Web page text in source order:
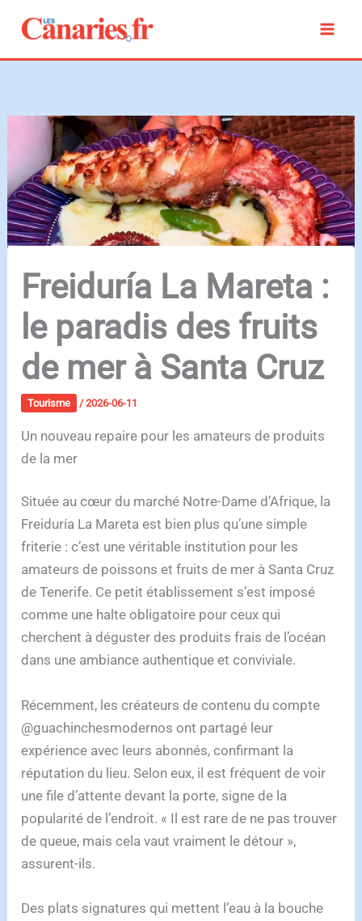
contenu
Freiduría La Mareta :
le paradis des fruits
de mer à Santa Cruz
Tourisme /2026-06-11
Un nouveau repaire pour les amateurs de produits
de la mer
Située au cœur du marché Notre-Dame d’Afrique, la
Freiduría La Mareta est bien plus qu’une simple
friterie : c’est une véritable institution pour les
amateurs de poissons et fruits de mer à Santa Cruz
de Tenerife. Ce petit établissement s’est imposé
comme une halte obligatoire pour ceux qui
cherchent à déguster des produits frais de l’océan
dans une ambiance authentique et conviviale.
Récemment, les créateurs de contenu du compte
@guachinchesmodernos ont partagé leur
expérience avec leurs abonnés, confirmant la
réputation du lieu. Selon eux, il est fréquent de voir
une file d’attente devant la porte, signe de la
popularité de l’endroit. « Il est rare de ne pas trouver
de queue, mais cela vaut vraiment le détour »,
assurent-ils.
Des plats signatures qui mettent l’eau à la bouche